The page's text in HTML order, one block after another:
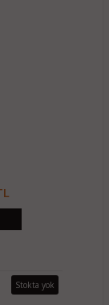
Stokta yok